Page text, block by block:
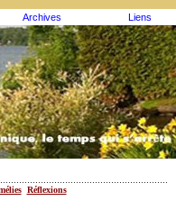
Archives Liens
Réflexions